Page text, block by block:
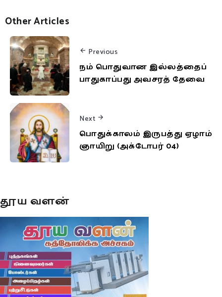
Other Articles
Previous
நம் பொதுவான இல்லத்தைப்
பாதுகாப்பது அவசரத் தேவை
Next
பொதுக்காலம் இருபத்து ஏழாம்
ஞாயிறு (அக்டோபர் 04)
தூய வளன்